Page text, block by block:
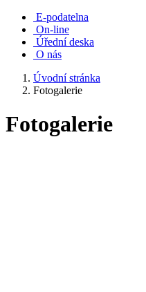
E-podatelna
On-line
Úřední deska
O nás
Úvodní stránka
Fotogalerie
Fotogalerie